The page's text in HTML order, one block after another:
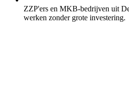
ZZP'ers en MKB-bedrijven uit
werken zonder grote investering.